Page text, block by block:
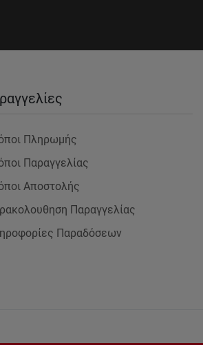
Πληρωμής
Παραγγελίας
Αποστολής
Παραγγελίας
Παραδόσεων